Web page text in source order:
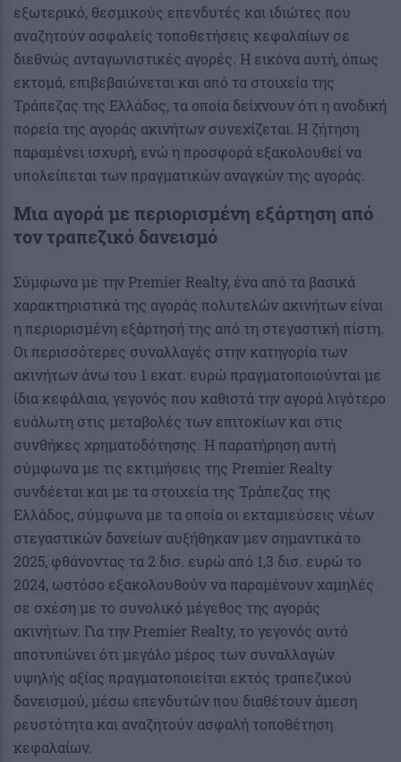
εξωτερικό, θεσμικούς επενδυτές και ιδιώτες που
αναζητούν ασφαλείς τοποθετήσεις κεφαλαίων σε
διεθνώς ανταγωνιστικές αγορές. Η εικόνα αυτή, όπως
εκτομά, επιβεβαιώνεται και από τα στοιχεία της
Τράπεζας της Ελλάδος, τα οποία δείχνουν ότι η ανοδική
πορεία της αγοράς ακινήτων συνεχίζεται. Η ζήτηση
παραμένει ισχυρή, ενώ η προσφορά εξακολουθεί να
υπολείπεται των πραγματικών αναγκών της αγοράς.
Μια αγορά με περιορισμένη εξάρτηση από
τον τραπεζικό δανεισμό
Σύμφωνα με την Premier Realty, ένα από τα βασικά
χαρακτηριστικά της αγοράς πολυτελών ακινήτων είναι
η περιορισμένη εξάρτησή της από τη στεγαστική πίστη.
Οι περισσότερες συναλλαγές στην κατηγορία των
ακινήτων άνω του 1 εκατ. ευρώ πραγματοποιούνται με
ίδια κεφάλαια, γεγονός που καθιστά την αγορά λιγότερο
ευάλωτη στις μεταβολές των επιτοκίων και στις
συνθήκες χρηματοδότησης. Η παρατήρηση αυτή
σύμφωνα με τις εκτιμήσεις της Premier Realty
συνδέεται και με τα στοιχεία της Τράπεζας της
Ελλάδος, σύμφωνα με τα οποία οι εκταμιεύσεις νέων
στεγαστικών δανείων αυξήθηκαν μεν σημαντικά το
2025, φθάνοντας τα 2 δισ. ευρώ από 1,3 δισ. ευρώ το
2024, ωστόσο εξακολουθούν να παραμένουν χαμηλές
σε σχέση με το συνολικό μέγεθος της αγοράς
ακινήτων. Για την Premier Realty, το γεγονός αυτό
αποτυπώνει ότι μεγάλο μέρος των συναλλαγών
υψηλής αξίας πραγματοποιείται εκτός τραπεζικού
δανεισμού, μέσω επενδυτών που διαθέτουν άμεση
ρευστότητα και αναζητούν ασφαλή τοποθέτηση
κεφαλαίων.